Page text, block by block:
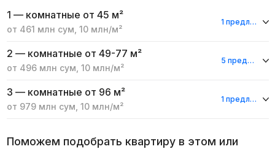
1 — комнатные от 45 м²
от 461 млн сум 10 млн/м²
1 предложение
2 — комнатные от 49-77 м²
от 496 млн сум 10 млн/м²
5 предложений
3 — комнатные от 96 м²
от 979 млн сум 10 млн/м²
1 предложение
Поможем подобрать квартиру в этом или